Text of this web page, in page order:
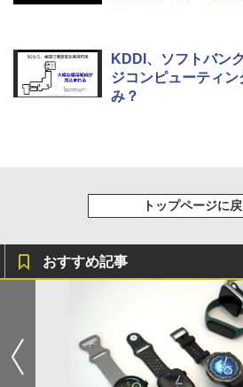
KDDI、ソフトバン
ジコンピューティン
み？
トップページに
おすすめ記事